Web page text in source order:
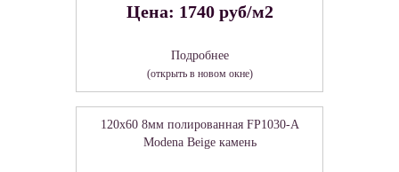
Цена: 1740 руб/м2
Подробнее
(открыть в новом окне)
120x60 8мм полированная FP1030-A
Modena Beige камень